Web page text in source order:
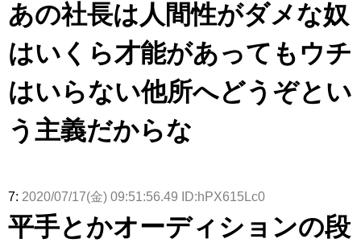
あの社長は人間性がダメな奴
はいくら才能があってもウチ
はいらない他所へどうぞとい
う主義だからな
7: 2020/07/17(金) 09:51:56.49 ID:hPX615Lc0
平手とかオーディションの段